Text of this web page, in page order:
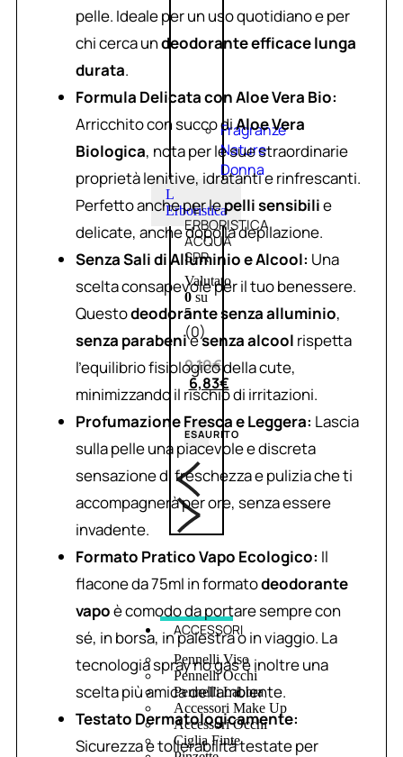
Fragranze
Nature
Donna
L
Erboristica
L’
ERBORISTICA
ACQUA
SPR
Valutato
0su
5
(0)
9,10€
6,83€
ESAURITO
ACCESSORI
Pennelli Viso
Pennelli Occhi
Pennelli Labbra
Accessori Make Up
Accessori Occhi
Ciglia Finte
pelle. Ideale per un uso quotidiano e per
chi cerca undeodorante efficace lunga
durata.
Formula Delicata con Aloe Vera Bio:
Arricchito con succo diAloe Vera
Biologica, nota per le sue straordinarie
proprietà lenitive, idratanti e rinfrescanti.
Perfetto anche per lepelli sensibilie
delicate, anche dopo la depilazione.
Senza Sali di Alluminio e Alcool: Una
scelta consapevole per il tuo benessere.
Questodeodorante senza alluminio,
senza parabeniesenza alcool rispetta
l’equilibrio fisiologico della cute,
minimizzando il rischio di irritazioni.
Profumazione Fresca e Leggera: Lascia
sulla pelle una piacevole e discreta
sensazione di freschezza e pulizia che ti
accompagnerà per ore, senza essere
invadente.
Formato Pratico Vapo Ecologico: Il
flacone da 75ml in formatodeodorante
vapoè comodo da portare sempre con
sé, in borsa, in palestra o in viaggio. La
tecnologia spray no gas è inoltre una
scelta più amica dell’ambiente.
Testato Dermatologicamente:
Sicurezza e tollerabilità testate per